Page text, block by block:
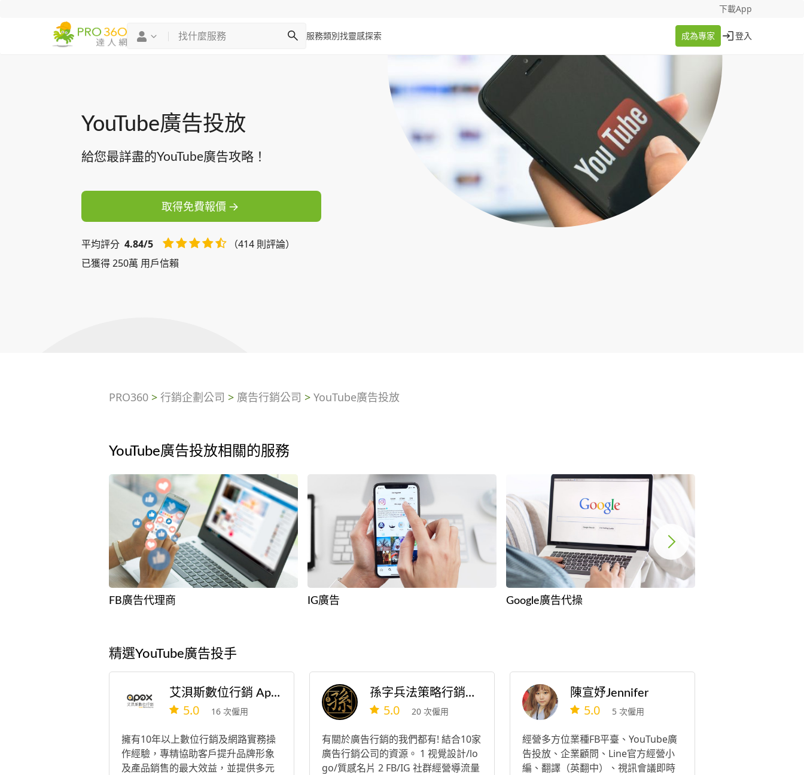
下載App
服務類別找靈感探索 成為專家 登入
成為專家
登入
YouTube廣告投放
給您最詳盡的YouTube廣告攻略！
取得免費報價
平均評分 4.84/5
（414 則評論）
已獲得 250萬 用戶信賴
PRO360> 行銷企劃公司 > 廣告行銷公司 > YouTube廣告投放
YouTube廣告投放相關的服務
FB廣告代理商 IG廣告 Google廣告代操
精選YouTube廣告投手
艾浿斯數位行銷 Apex Marketing
5.0 16 次僱用
擁有10年以上數位行銷及網路實務操
作經驗，專精協助客戶提升品牌形象
及產品銷售的最大效益，並提供多元
孫字兵法策略行銷有限公司
5.0 20 次僱用
有關於廣告行銷的我們都有! 結合10家
廣告行銷公司的資源。 1 视覺設計/lo
go/質感名片 2 FB/IG 社群經營導流量
陳宣妤Jennifer
5.0 5 次僱用
經營多方位業種FB平臺、YouTube廣
告投放、企業顧問、Line官方經營小
編、翻譯（英翻中）、視訊會議即時